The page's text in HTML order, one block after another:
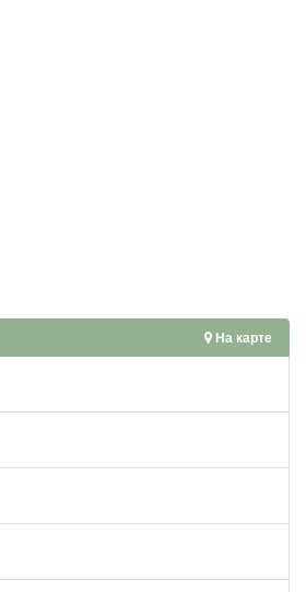
На карте